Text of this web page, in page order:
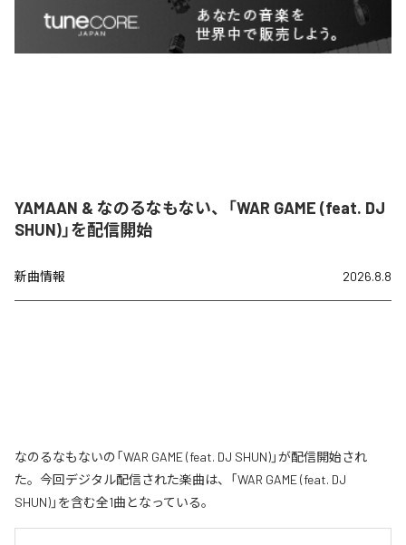
YAMAAN & なのるなもない、「WAR GAME (feat. DJ
SHUN)」を配信開始
新曲情報 2026.8.8
なのるなもないの「WAR GAME (feat. DJ SHUN)」が配信開始され
た。今回デジタル配信された楽曲は、「WAR GAME (feat. DJ
SHUN)」を含む全1曲となっている。